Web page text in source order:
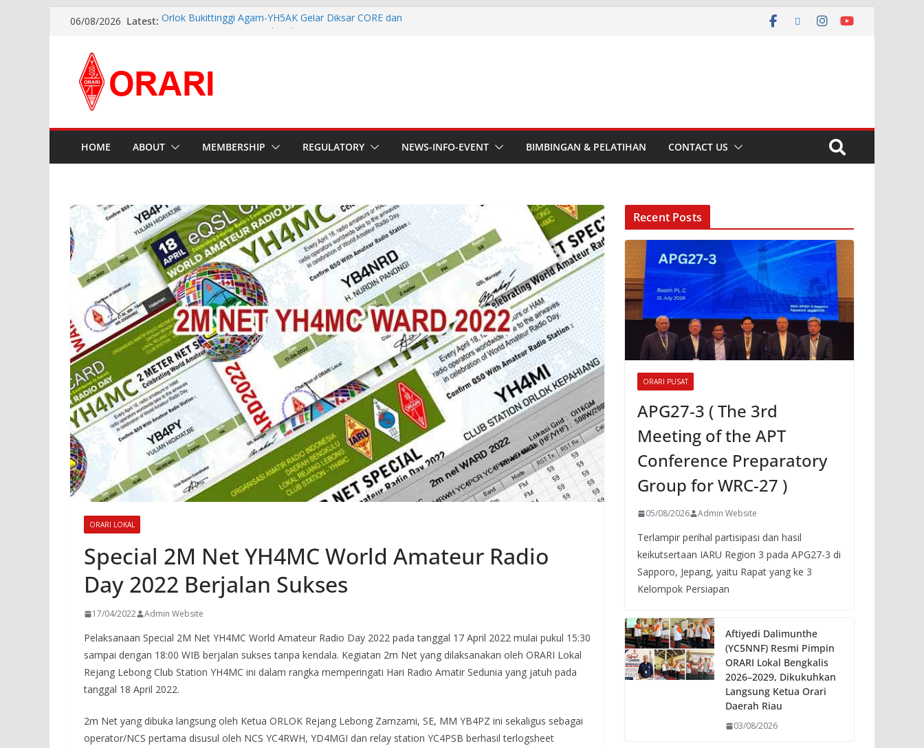
06/08/2026 Latest: Orlok Bukittinggi Agam-YH5AK Gelar Diksar CORE dan
Aftiyedi Dalimunthe (YC5NNF) Resmi Pimpin ORARI Lokal
Bengkalis 2026–2029, Dikukuhkan Langsung Ketua Orari
Beserta Jajaran Hadiri Muslok III Bengkalis
Pererat Silaturahmi, Pengurus Baru ORARI Riau Audiensi dan
HOME ABOUT MEMBERSHIP REGULATORY NEWS-INFO-EVENT BIMBINGAN & PELATIHAN CONTACT US
ORARI LOKAL
Special 2M Net YH4MC World Amateur Radio
Day 2022 Berjalan Sukses
17/04/2022 Admin Website
Pelaksanaan Special 2M Net YH4MC World Amateur Radio Day 2022 pada tanggal 17 April 2022 mulai pukul 15:30
sampai dengan 18:00 WIB berjalan sukses tanpa kendala. Kegiatan 2m Net yang dilaksanakan oleh ORARI Lokal
Rejang Lebong Club Station YH4MC ini dalam rangka memperingati Hari Radio Amatir Sedunia yang jatuh pada
tanggal 18 April 2022.
2m Net yang dibuka langsung oleh Ketua ORLOK Rejang Lebong Zamzami, SE, MM YB4PZ ini sekaligus sebagai
operator/NCS pertama disusul oleh NCS YC4RWH, YD4MGI dan relay station YC4PSB berhasil terlogsheet
Recent Posts
ORARI PUSAT
APG27-3 ( The 3rd
Meeting of the APT
Conference Preparatory
Group for WRC-27 )
05/08/2026 Admin Website
Terlampir perihal partisipasi dan hasil
keikutsertaan IARU Region 3 pada APG27-3 di
Sapporo, Jepang, yaitu Rapat yang ke 3
Kelompok Persiapan
Aftiyedi Dalimunthe
(YC5NNF) Resmi Pimpin
ORARI Lokal Bengkalis
2026–2029, Dikukuhkan
Langsung Ketua Orari
Daerah Riau
03/08/2026